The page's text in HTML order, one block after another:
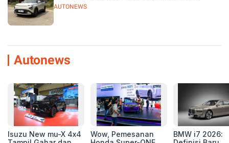
AUTONEWS
Autonews
Isuzu New mu-X 4x4
Wow, Pemesanan
BMW i7 2026: